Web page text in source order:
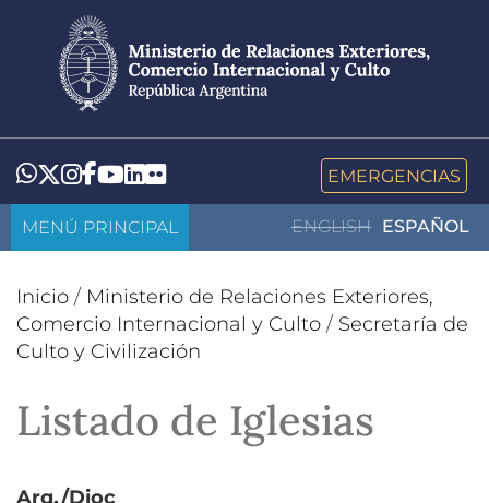
contenido
principal
Whatsapp
Twitter
Instagram
Facebook
YouTube
LinkedIn
Flickr EMERGENCIAS
ENGLISH ESPAÑOL
MENÚ PRINCIPAL
Inicio / Ministerio de Relaciones Exteriores,
Comercio Internacional y Culto / Secretaría de
Culto y Civilización
Listado de Iglesias
Arq./Dioc